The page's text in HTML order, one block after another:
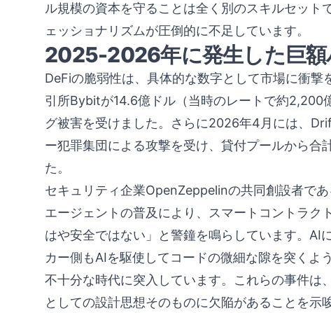
ル規模の資本を守ることは全く別のスキルセット
ェッショナリズムが圧倒的に不足しています。
2025-2026年に発生した巨額
DeFiの脆弱性は、具体的な数字として市場に衝
引所Bybitが14.6億ドル（当時のレートで約2,200
グ被害を受けました。さらに2026年4月には、
ー犯罪集団による攻撃を受け、貸付プールから合
た。
セキュリティ企業OpenZeppelinの共同創設者で
エージェントの普及により、スマートコントラク
はや安全ではない」と警鐘を鳴らしています。AI
カー側もAIを駆使してコードの微細な隙を突くよ
不十分な時代に突入しています。これらの事件は
としての設計思想そのものに欠陥があることを示